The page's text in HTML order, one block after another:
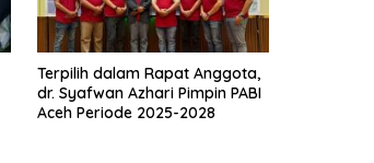
Terpilih dalam Rapat Anggota,
dr. Syafwan Azhari Pimpin PABI
Aceh Periode 2025-2028